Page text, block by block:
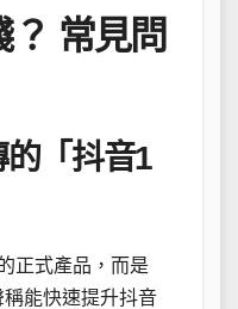
常見問
「抖音1
正式產品，而是
能快速提升抖音